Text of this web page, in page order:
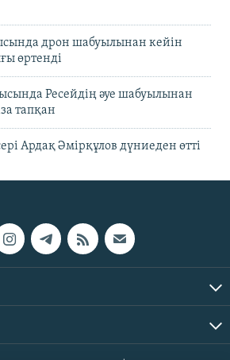
дрон шабуылынан кейін
өртенді
Ресейдің әуе шабуылынан
тапқан
Ардақ Әмірқұлов дүниеден өтті